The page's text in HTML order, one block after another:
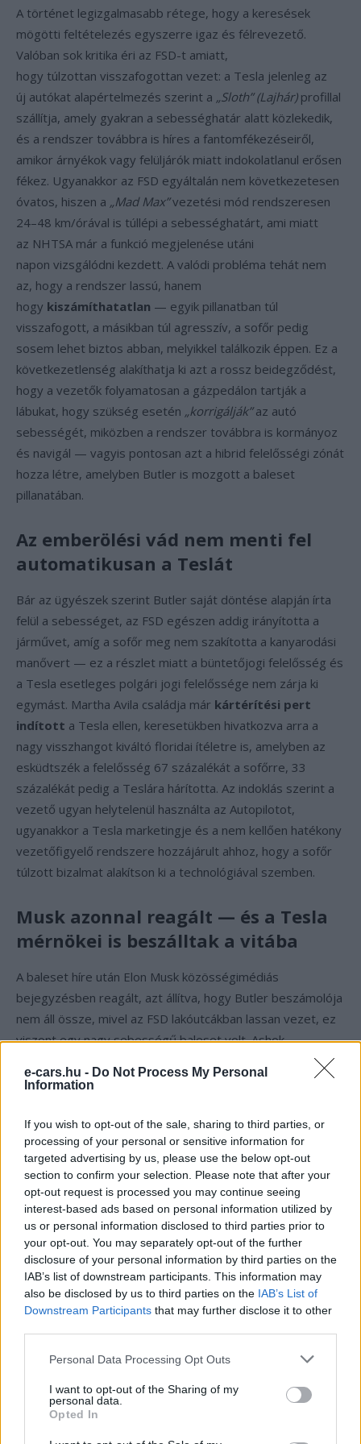
e-cars.hu - Do Not Process My Personal
Information
If you wish to opt-out of the sale, sharing to third parties, or
processing of your personal or sensitive information for
targeted advertising by us, please use the below opt-out
section to confirm your selection. Please note that after your
opt-out request is processed you may continue seeing
interest-based ads based on personal information utilized by
us or personal information disclosed to third parties prior to
your opt-out. You may separately opt-out of the further
disclosure of your personal information by third parties on the
IAB’s list of downstream participants. This information may
also be disclosed by us to third parties on the IAB’s List of
Downstream Participants that may further disclose it to other
Personal Data Processing Opt Outs
I want to opt-out of the Sharing of my
personal data.
Opted In
A történet legizgalmasabb rétege, hogy a keresések
mögötti feltételezés egyszerre igaz és félrevezető.
Valóban sok kritika éri az FSD-t amiatt,
hogy túlzottan visszafogottan vezet: a Tesla jelenleg az
új autókat alapértelmezés szerint a „Sloth” (Lajhár) profillal
szállítja, amely gyakran a sebességhatár alatt közlekedik,
és a rendszer továbbra is híres a fantomfékezéseiről,
amikor árnyékok vagy felüljárók miatt indokolatlanul erősen
fékez. Ugyanakkor az FSD egyáltalán nem következetesen
óvatos, hiszen a „Mad Max”vezetési mód rendszeresen
24–48 km/órával is túllépi a sebességhatárt, ami miatt
az NHTSA már a funkció megjelenése utáni
napon vizsgálódni kezdett. A valódi probléma tehát nem
az, hogy a rendszer lassú, hanem
hogy kiszámíthatatlan — egyik pillanatban túl
visszafogott, a másikban túl agresszív, a sofőr pedig
sosem lehet biztos abban, melyikkel találkozik éppen. Ez a
következetlenség alakíthatja ki azt a rossz beidegződést,
hogy a vezetők folyamatosan a gázpedálon tartják a
lábukat, hogy szükség esetén „korrigálják”az autó
sebességét, miközben a rendszer továbbra is kormányoz
és navigál — vagyis pontosan azt a hibrid felelősségi zónát
hozza létre, amelyben Butler is mozgott a baleset
pillanatában.
Az emberölési vád nem menti fel
automatikusan a Teslát
Bár az ügyészek szerint Butler saját döntése alapján írta
felül a sebességet, az FSD egészen addig irányította a
járművet, amíg a sofőr meg nem szakította a kanyarodási
manővert — ez a részlet miatt a büntetőjogi felelősség és
a Tesla esetleges polgári jogi felelőssége nem zárja ki
egymást. Martha Avila családja már kártérítési pert
indított a Tesla ellen, keresetükben hivatkozva arra a
nagy visszhangot kiváltó floridai ítéletre is, amelyben az
esküdtszék a felelősség 67 százalékát a sofőrre, 33
százalékát pedig a Teslára hárította. Az indoklás szerint a
vezető ugyan helytelenül használta az Autopilotot,
ugyanakkor a Tesla marketingje és a nem kellően hatékony
vezetőfigyelő rendszere hozzájárult ahhoz, hogy a sofőr
túlzott bizalmat alakítson ki a technológiával szemben.
Musk azonnal reagált — és a Tesla
mérnökei is beszálltak a vitába
A baleset híre után Elon Musk közösségimédiás
bejegyzésben reagált, azt állítva, hogy Butler beszámolója
nem áll össze, mivel az FSD lakóutcákban lassan vezet, ez
viszont egy nagy sebességű baleset volt. Ashok
Elluswamy, a Tesla mesterséges intelligencia részlegének
vezetője ezt egy külön bejegyzésben pontosította, állítása
amikor a gázpedált 100 százalékig lenyomta ebben a
lakóövezetben, és 73 mérföld/órás sebességet ért el a
baleset során, a gázpedál pedig még a baleset után is
lenyomva maradt. A Tesla tehát nem hallgatott az ügyben,
hanem gyorsan és nyilvánosan a saját, felülírásra épülő
narratíváját erősítette meg.
Mit jelent ez a magyar Tesla-
érdeklődőknek?
A történet azért nem csak amerikai belügy, mert az
FSD idén már ténylegesen megérkezett
kapott engedélyt és indult el az előfizetőknek a
rendszer, miután a holland RDW hatóság korábban
elvégezte az elsődleges technikai értékelést, és az